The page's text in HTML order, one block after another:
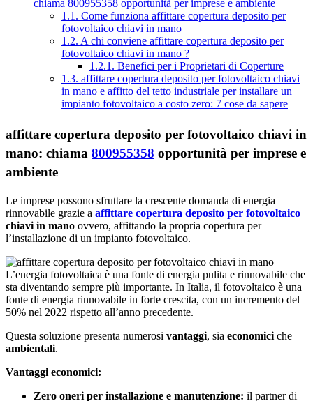
chiama 800955358 opportunità per imprese e ambiente
1.1. Come funziona affittare copertura deposito per
fotovoltaico chiavi in mano
1.2. A chi conviene affittare copertura deposito per
fotovoltaico chiavi in mano ?
1.2.1. Benefici per i Proprietari di Coperture
1.3. affittare copertura deposito per fotovoltaico chiavi
in mano e affitto del tetto industriale per installare un
impianto fotovoltaico a costo zero: 7 cose da sapere
affittare copertura deposito per fotovoltaico chiavi in
mano: chiama 800955358 opportunità per imprese e
ambiente
Le imprese possono sfruttare la crescente domanda di energia
rinnovabile grazie a affittare copertura deposito per fotovoltaico
chiavi in mano ovvero, affittando la propria copertura per
l’installazione di un impianto fotovoltaico.
L’energia fotovoltaica è una fonte di energia pulita e rinnovabile che
sta diventando sempre più importante. In Italia, il fotovoltaico è una
fonte di energia rinnovabile in forte crescita, con un incremento del
50% nel 2022 rispetto all’anno precedente.
Questa soluzione presenta numerosi vantaggi, sia economici che
ambientali.
Vantaggi economici:
Zero oneri per installazione e manutenzione: il partner di